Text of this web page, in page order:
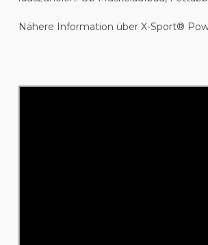
Nähere Information über X-Sport®